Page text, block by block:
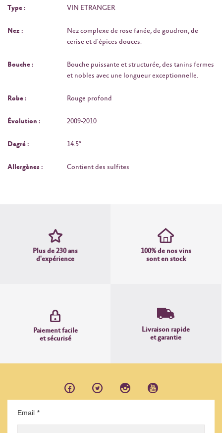
Type : VIN ETRANGER
Nez :
Nez complexe de rose fanée, de goudron, de
cerise et d'épices douces.
Bouche :
Bouche puissante et structurée, des tanins fermes
et nobles avec une longueur exceptionnelle.
Robe : Rouge profond
Évolution : 2009-2010
Degré : 14.5°
Allergènes : Contient des sulfites
Plus de 230 ans
d'expérience
100% de nos vins
sont en stock
Paiement facile
et sécurisé
Livraison rapide
et garantie
Email *